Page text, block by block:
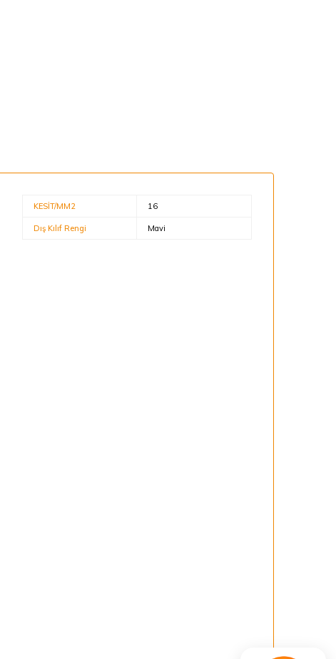
KESİT/MM2 16
Dış Kılıf Rengi Mavi